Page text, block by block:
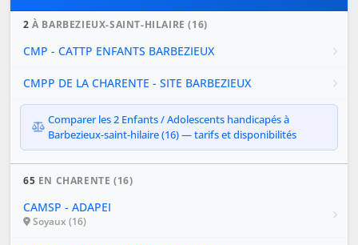
2 À BARBEZIEUX-SAINT-HILAIRE (16)
CMP - CATTP ENFANTS BARBEZIEUX
CMPP DE LA CHARENTE - SITE BARBEZIEUX
Comparer les 2 Enfants / Adolescents handicapés à
Barbezieux-saint-hilaire (16) — tarifs et disponibilités
65 EN CHARENTE (16)
CAMSP - ADAPEI
Soyaux (16)